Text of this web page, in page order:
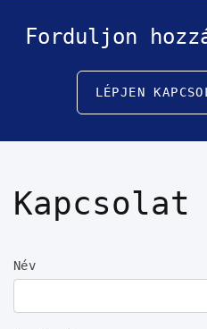
Forduljon
LÉPJEN
Kapcsolat
Név